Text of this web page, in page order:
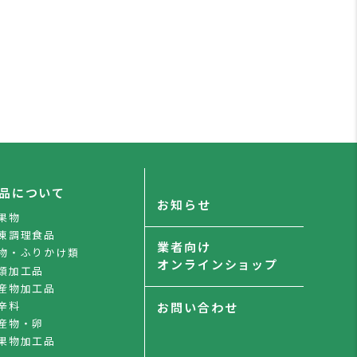
について
物
調理食品
・ふりかけ類
加工品
物加工品
料
物・卵
物加工品
お知らせ
業者向け
オンラインショップ
お問い合わせ